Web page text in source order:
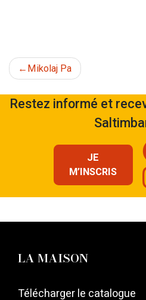
Navigation
de
l’article
Mikolaj Pa
Restez informé et
JE
M’INSCRIS
LA MAISON
Télécharger le catalogue